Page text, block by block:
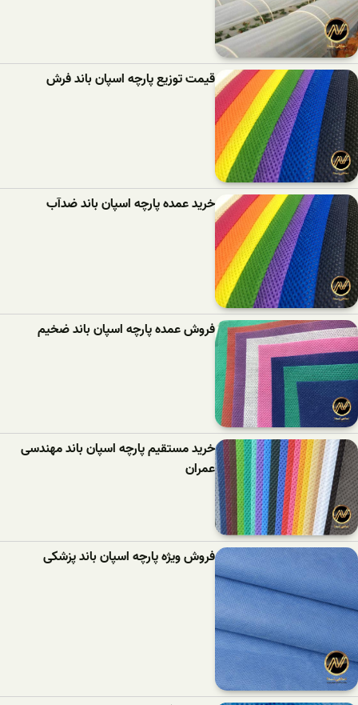
قیمت توزیع پارچه اسپان باند فرش
خرید عمده پارچه اسپان باند ضدآب
فروش عمده پارچه اسپان باند ضخیم
خرید مستقیم پارچه اسپان باند مهندسی
عمران
فروش ویژه پارچه اسپان باند پزشکی